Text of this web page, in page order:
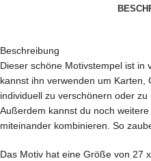
Beschreibung
Dieser schöne Motivstempel ist in
kannst ihn verwenden um Karten,
individuell zu verschönern oder zu
Außerdem kannst du noch
miteinander kombinieren. So
Das Motiv hat eine Größe von 27